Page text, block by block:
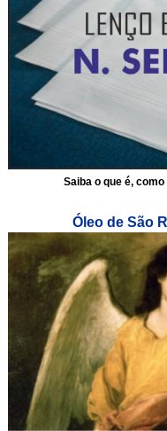
Saiba o que é,
Óleo de São